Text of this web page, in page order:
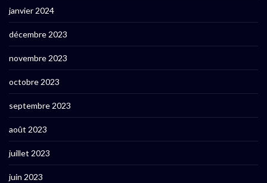
janvier 2024
décembre 2023
novembre 2023
octobre 2023
septembre 2023
août 2023
juillet 2023
juin 2023